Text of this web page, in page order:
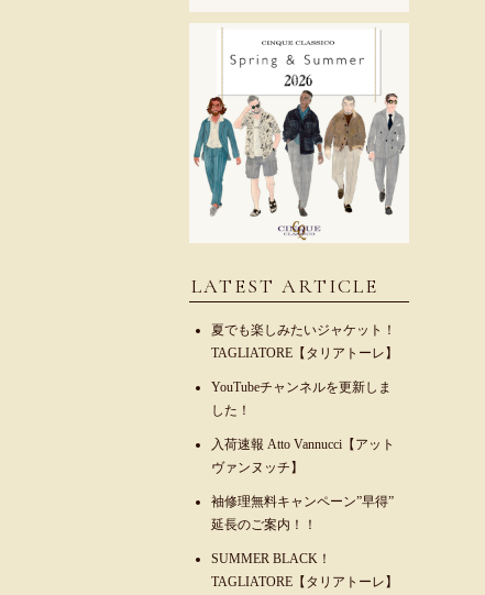
LATEST ARTICLE
夏でも楽しみたいジャケット！
TAGLIATORE【タリアトーレ】
YouTubeチャンネルを更新しま
した！
入荷速報 Atto Vannucci【アット
ヴァンヌッチ】
袖修理無料キャンペーン”早得”
延長のご案内！！
SUMMER BLACK！
TAGLIATORE【タリアトーレ】